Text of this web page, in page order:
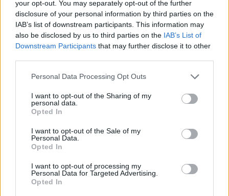
your opt-out. You may separately opt-out of the further
disclosure of your personal information by third parties on the
IAB’s list of downstream participants. This information may
also be disclosed by us to third parties on the IAB’s List of
Downstream Participants that may further disclose it to other
Personal Data Processing Opt Outs
I want to opt-out of the Sharing of my
personal data.
Opted In
I want to opt-out of the Sale of my
Personal Data.
Opted In
I want to opt-out of processing my
Personal Data for Targeted Advertising.
Opted In
A szavazás eldöntéséhez a másodpreferenciákra
volt szükség, mivel a három jelölt – Humza Yousaf,
SIGNATURE PRO-VAL EZT A CIKKET IS EL
TUDNÁD OLVASNI!
előfizetéssel olvasható tovább.A Signature PRO
szolgáltatás havi díja